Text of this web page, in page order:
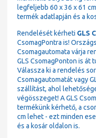
legfeljebb 60 x 36 x 61
termék adatlapján és a
Rendelését kérheti GLS
CsomagPontra is!
Csomagautomata várja
GLS CsomagPonton is át
Válassza ki a rendelés
Csomagautomatát vagy
szállítást, ahol
végösszeget! A GLS
termékünk kérhető, a
cm lehet - ezt minden
és a kosár oldalon is.